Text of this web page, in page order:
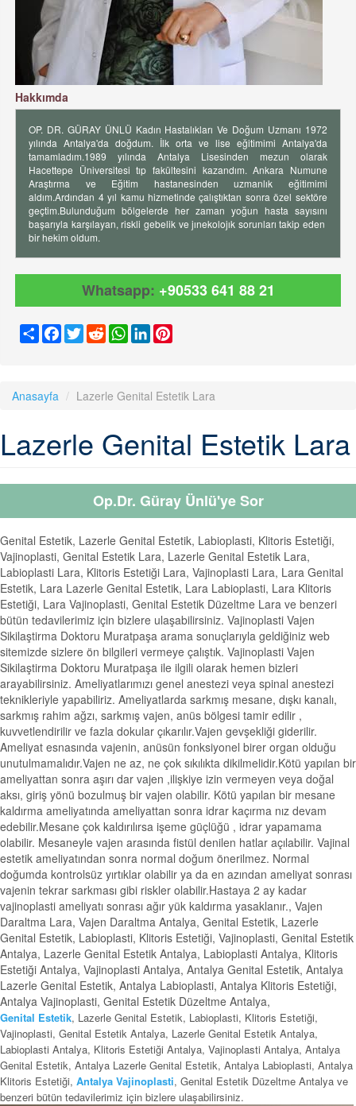
Hakkımda
OP. DR. GÜRAY ÜNLÜ Kadın Hastalıkları Ve Doğum Uzmanı 1972
yılında Antalya'da doğdum. İlk orta ve lise eğitimimi Antalya'da
tamamladım.1989 yılında Antalya Lisesinden mezun olarak
Hacettepe Üniversitesi tıp fakültesini kazandım. Ankara Numune
Araştırma ve Eğitim hastanesinden uzmanlık eğitimimi
aldım.Ardından 4 yıl kamu hizmetinde çalıştıktan sonra özel sektöre
geçtim.Bulunduğum bölgelerde her zaman yoğun hasta sayısını
başarıyla karşılayan, riskli gebelik ve jınekolojık sorunları takip eden
bir hekim oldum.
Whatsapp: +90533 641 88 21
ShareFacebook
TwitterRedditWhatsApp
LinkedIn
Anasayfa Lazerle Genital Estetik Lara
Lazerle Genital Estetik Lara
Op.Dr. Güray Ünlü'ye Sor
Genital Estetik, Lazerle Genital Estetik, Labioplasti, Klitoris Estetiği,
Vajinoplasti, Genital Estetik Lara, Lazerle Genital Estetik Lara,
Labioplasti Lara, Klitoris Estetiği Lara, Vajinoplasti Lara, Lara Genital
Estetik, Lara Lazerle Genital Estetik, Lara Labioplasti, Lara Klitoris
Estetiği, Lara Vajinoplasti, Genital Estetik Düzeltme Lara ve benzeri
bütün tedavilerimiz için bizlere ulaşabilirsiniz. Vajinoplasti Vajen
Sikilaştirma Doktoru Muratpaşa arama sonuçlarıyla geldiğiniz web
sitemizde sizlere ön bilgileri vermeye çalıştık. Vajinoplasti Vajen
Sikilaştirma Doktoru Muratpaşa ile ilgili olarak hemen bizleri
arayabilirsiniz. Ameliyatlarımızı genel anestezi veya spinal anestezi
teknikleriyle yapabiliriz. Ameliyatlarda sarkmış mesane, dışkı kanalı,
sarkmış rahim ağzı, sarkmış vajen, anüs bölgesi tamir edilir ,
kuvvetlendirilir ve fazla dokular çıkarılır.Vajen gevşekliği giderilir.
Ameliyat esnasında vajenin, anüsün fonksiyonel birer organ olduğu
unutulmamalıdır.Vajen ne az, ne çok sıkılıkta dikilmelidir.Kötü yapılan bir
ameliyattan sonra aşırı dar vajen ,ilişkiye izin vermeyen veya doğal
aksı, giriş yönü bozulmuş bir vajen olabilir. Kötü yapılan bir mesane
kaldırma ameliyatında ameliyattan sonra idrar kaçırma nız devam
edebilir.Mesane çok kaldırılırsa işeme güçlüğü , idrar yapamama
olabilir. Mesaneyle vajen arasında fistül denilen hatlar açılabilir. Vajinal
estetik ameliyatından sonra normal doğum önerilmez. Normal
doğumda kontrolsüz yırtıklar olabilir ya da en azından ameliyat sonrası
vajenin tekrar sarkması gibi riskler olabilir.Hastaya 2 ay kadar
vajinoplasti ameliyatı sonrası ağır yük kaldırma yasaklanır., Vajen
Daraltma Lara, Vajen Daraltma Antalya, Genital Estetik, Lazerle
Genital Estetik, Labioplasti, Klitoris Estetiği, Vajinoplasti, Genital Estetik
Antalya, Lazerle Genital Estetik Antalya, Labioplasti Antalya, Klitoris
Estetiği Antalya, Vajinoplasti Antalya, Antalya Genital Estetik, Antalya
Lazerle Genital Estetik, Antalya Labioplasti, Antalya Klitoris Estetiği,
Antalya Vajinoplasti, Genital Estetik Düzeltme Antalya,
Genital Estetik, Lazerle Genital Estetik, Labioplasti, Klitoris Estetiği,
Vajinoplasti, Genital Estetik Antalya, Lazerle Genital Estetik Antalya,
Labioplasti Antalya, Klitoris Estetiği Antalya, Vajinoplasti Antalya, Antalya
Genital Estetik, Antalya Lazerle Genital Estetik, Antalya Labioplasti, Antalya
Klitoris Estetiği, Antalya Vajinoplasti, Genital Estetik Düzeltme Antalya ve
benzeri bütün tedavilerimiz için bizlere ulaşabilirsiniz.